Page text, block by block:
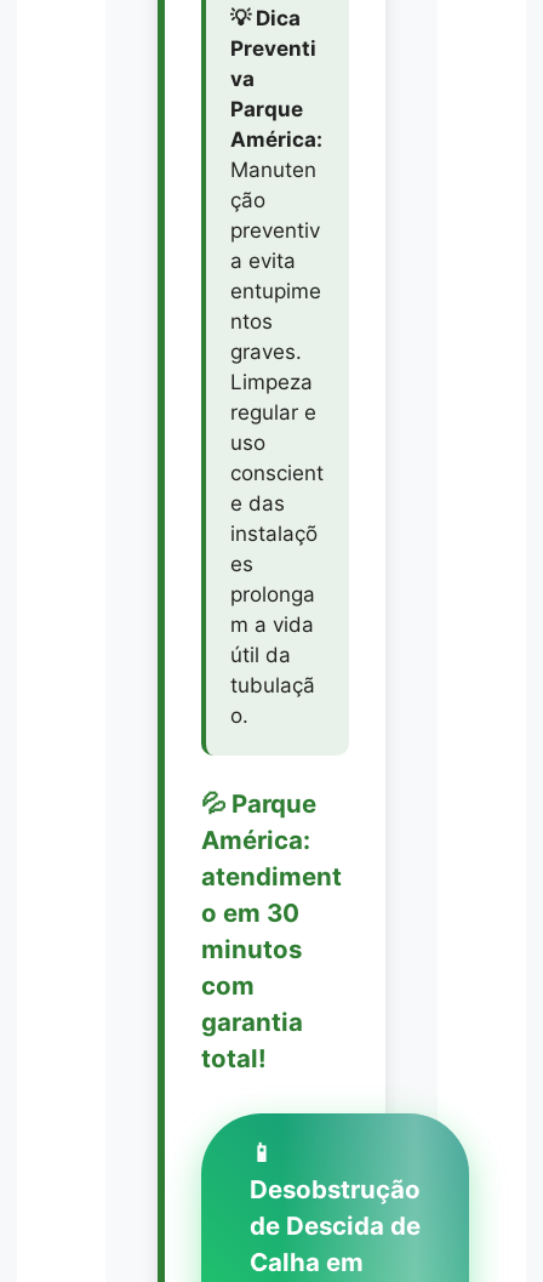
💡 Dica
Preventi
va
Parque
América:
Manuten
ção
preventiv
a evita
entupime
ntos
graves.
Limpeza
regular e
uso
conscient
e das
instalaçõ
es
prolonga
m a vida
útil da
tubulaçã
o.
💦 Parque
América:
atendiment
o em 30
minutos
com
garantia
total!
📱
Desobstrução
de Descida de
Calha em